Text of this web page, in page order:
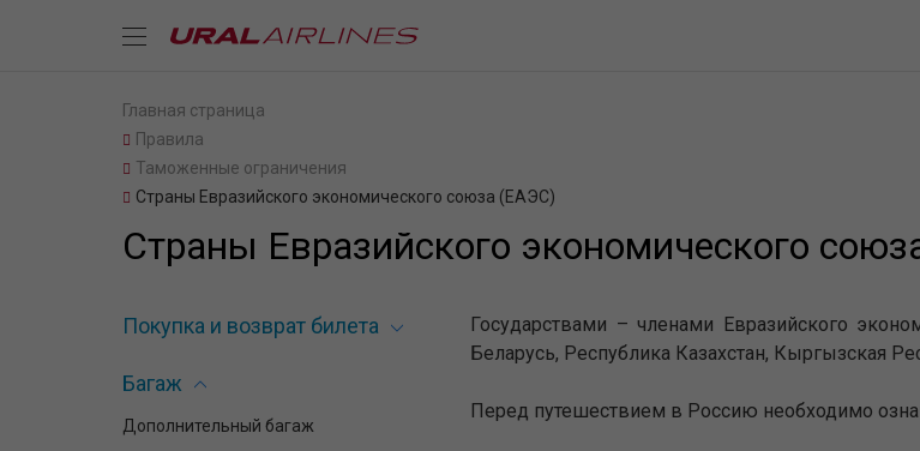
Главная страница
Правила
Таможенные ограничения
Страны Евразийского экономического союза (ЕАЭС)
Страны Евразийского экономического
Покупка и возврат билета
Багаж
Дополнительный багаж
Государствами – членами Евразийского
Беларусь, Республика Казахстан, Кыргызская
Перед путешествием в Россию необходимо